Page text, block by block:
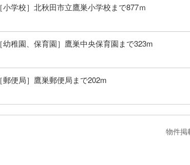
［小学校］北秋田市立鷹巣小学校まで877ｍ
［幼稚園、保育園］鷹巣中央保育園まで323m
［郵便局］鷹巣郵便局まで202m
物件掲